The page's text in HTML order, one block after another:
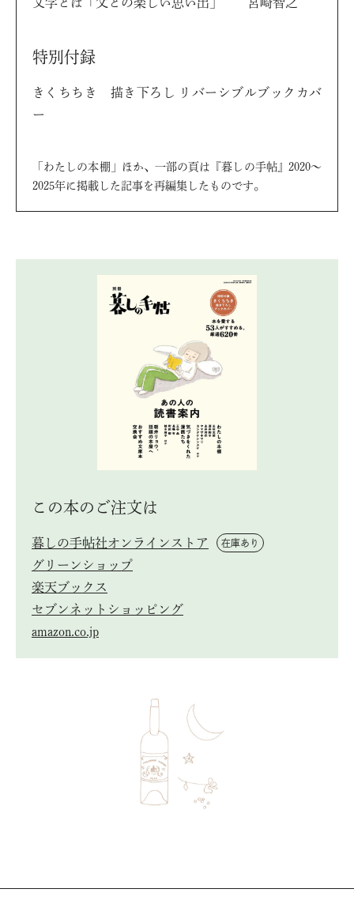
特別付録
きくちちき 描き下ろし リバーシブルブックカバ
ー
「わたしの本棚」ほか、一部の頁は『暮しの手帖』2020～
2025年に掲載した記事を再編集したものです。
この本のご注⽂は
暮しの⼿帖社オンラインストア 在庫あり
グリーンショップ
楽天ブックス
セブンネットショッピング
amazon.co.jp